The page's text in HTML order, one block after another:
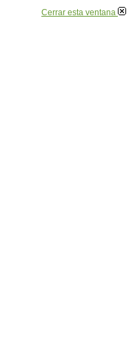
Cerrar esta ventana